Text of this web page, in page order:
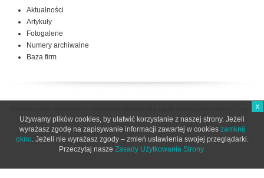
Aktualności
Artykuły
Fotogalerie
Numery archiwalne
Baza firm
użytkowania strony
x
Używamy plików cookies, by ułatwić korzystanie z naszej strony. Jeżeli
wyrażasz zgodę na zapisywanie informacji zawartej w cookies zamknij
okno. Jeżeli nie wyrażasz zgody – zmień ustawienia swojej przeglądarki.
Przeczytaj nasze Zasady Użytkowania Strony.